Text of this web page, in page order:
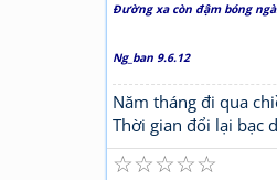
Đường xa còn đậm bóng
Ng_ban 9.6.12
Năm tháng đi qua
Thời gian đổi lại bạc
☆
☆
☆
☆
☆